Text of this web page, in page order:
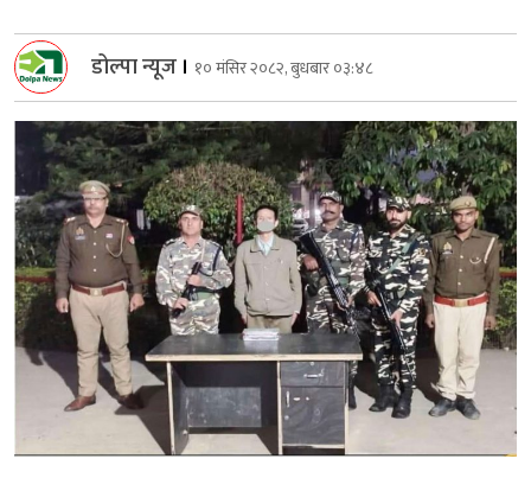
डोल्पा न्यूज । १० मंसिर २०८२, बुधबार ०३:४८